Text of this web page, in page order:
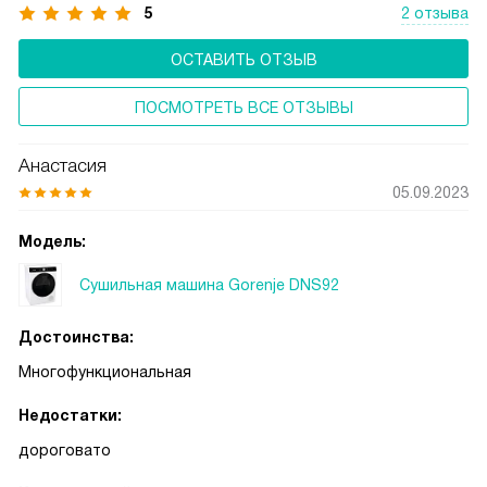
5 2 отзыва
ОСТАВИТЬ ОТЗЫВ
ПОСМОТРЕТЬ ВСЕ ОТЗЫВЫ
Анастасия
05.09.2023
Модель:
Сушильная машина Gorenje DNS92
Достоинства:
Многофункциональная
Недостатки:
дороговато